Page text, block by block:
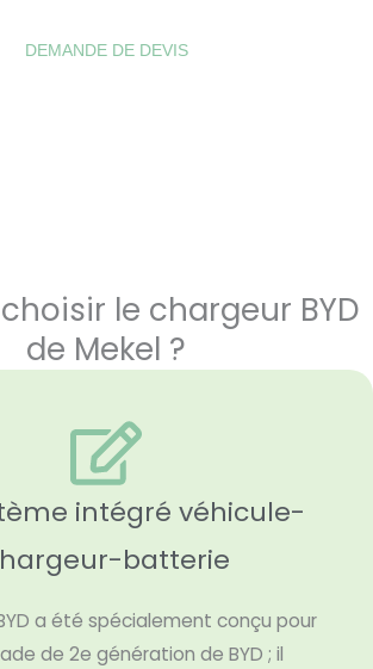
DEMANDE DE DEVIS
le chargeur BYD
de Mekel ?
intégré véhicule-
batterie
a été spécialement conçu pour
de 2e génération de BYD ; il